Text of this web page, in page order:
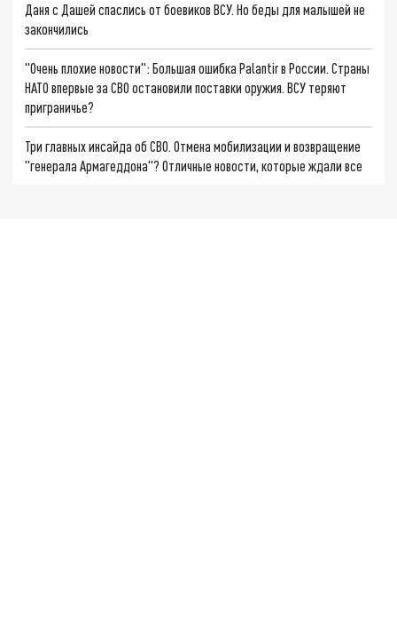
Даня с Дашей спаслись от боевиков ВСУ. Но беды для малышей не
закончились
"Очень плохие новости": Большая ошибка Palantir в России. Страны
НАТО впервые за СВО остановили поставки оружия. ВСУ теряют
приграничье?
Три главных инсайда об СВО. Отмена мобилизации и возвращение
"генерала Армагеддона"? Отличные новости, которые ждали все